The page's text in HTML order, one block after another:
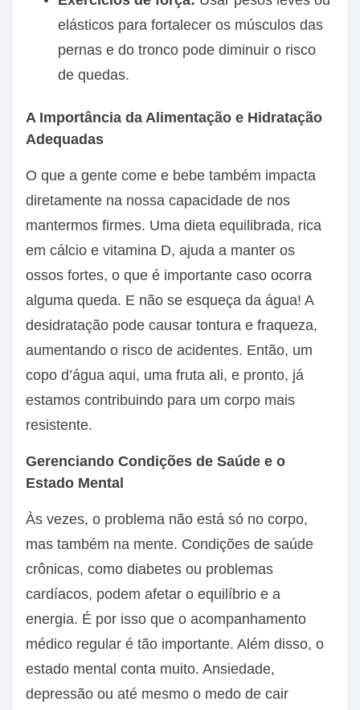
elásticos para fortalecer os músculos das
pernas e do tronco pode diminuir o risco
de quedas.
A Importância da Alimentação e Hidratação
Adequadas
O que a gente come e bebe também impacta
diretamente na nossa capacidade de nos
mantermos firmes. Uma dieta equilibrada, rica
em cálcio e vitamina D, ajuda a manter os
ossos fortes, o que é importante caso ocorra
alguma queda. E não se esqueça da água! A
desidratação pode causar tontura e fraqueza,
aumentando o risco de acidentes. Então, um
copo d’água aqui, uma fruta ali, e pronto, já
estamos contribuindo para um corpo mais
resistente.
Gerenciando Condições de Saúde e o
Estado Mental
Às vezes, o problema não está só no corpo,
mas também na mente. Condições de saúde
crônicas, como diabetes ou problemas
cardíacos, podem afetar o equilíbrio e a
energia. É por isso que o acompanhamento
médico regular é tão importante. Além disso, o
estado mental conta muito. Ansiedade,
depressão ou até mesmo o medo de cair